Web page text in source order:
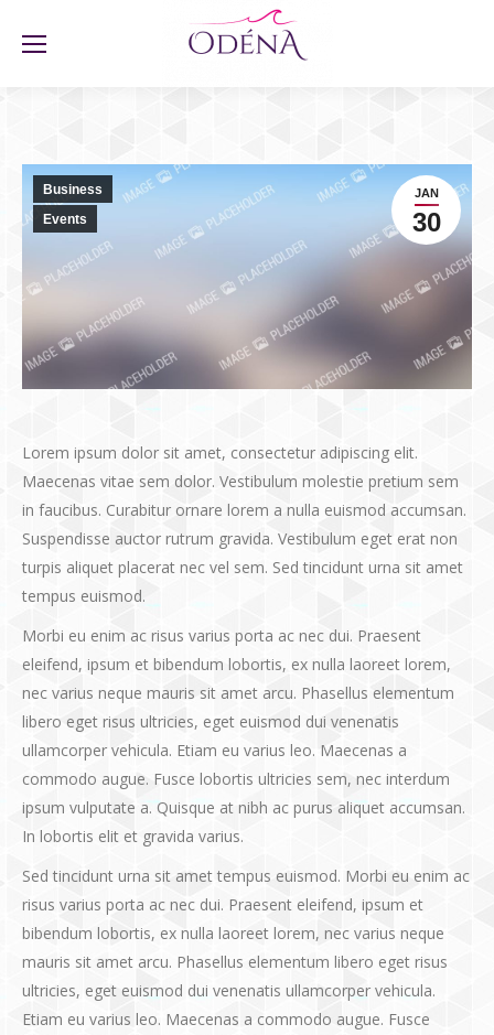
JAN
30
Business
Events
Lorem ipsum dolor sit amet, consectetur adipiscing elit.
Maecenas vitae sem dolor. Vestibulum molestie pretium sem
in faucibus. Curabitur ornare lorem a nulla euismod accumsan.
Suspendisse auctor rutrum gravida. Vestibulum eget erat non
turpis aliquet placerat nec vel sem. Sed tincidunt urna sit amet
tempus euismod.
Morbi eu enim ac risus varius porta ac nec dui. Praesent
eleifend, ipsum et bibendum lobortis, ex nulla laoreet lorem,
nec varius neque mauris sit amet arcu. Phasellus elementum
libero eget risus ultricies, eget euismod dui venenatis
ullamcorper vehicula. Etiam eu varius leo. Maecenas a
commodo augue. Fusce lobortis ultricies sem, nec interdum
ipsum vulputate a. Quisque at nibh ac purus aliquet accumsan.
In lobortis elit et gravida varius.
Sed tincidunt urna sit amet tempus euismod. Morbi eu enim ac
risus varius porta ac nec dui. Praesent eleifend, ipsum et
bibendum lobortis, ex nulla laoreet lorem, nec varius neque
mauris sit amet arcu. Phasellus elementum libero eget risus
ultricies, eget euismod dui venenatis ullamcorper vehicula.
Etiam eu varius leo. Maecenas a commodo augue. Fusce